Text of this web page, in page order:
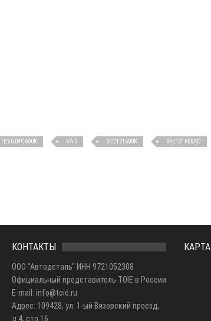
TEVG04C600K VAG 04C121600K 04E121600AD
КОНТАКТЫ
ООО "Автодеталь" ИНН 9721052308
Официальный представитель TOIE в России
E-mail: info@toie.ru
Адрес: 109428, ул. 1-ый Вязовский проезд,
д.4, стр.16
КАРТА